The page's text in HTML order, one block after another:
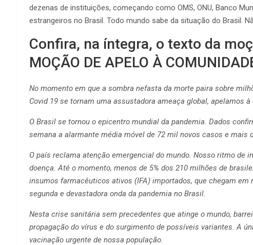
dezenas de instituições, começando como OMS, ONU, Banco
estrangeiros no Brasil. Todo mundo sabe da situação do Brasil.
Confira, na íntegra, o texto da
MOÇÃO DE APELO À
No momento em que a sombra nefasta da morte paira sobre
Covid 19 se tornam uma assustadora ameaça global, apelamos
O Brasil se tornou o epicentro mundial da pandemia. Dados
semana a alarmante média móvel de 72 mil novos casos e mais
O país reclama atenção emergencial do mundo. Nosso ritmo de
doença. Até o momento, menos de 5% dos 210 milhões de
insumos farmacêuticos ativos (IFA) importados, que chegam
segunda e devastadora onda da pandemia no Brasil.
Nesta crise sanitária sem precedentes que atinge o mundo,
propagação do vírus e do surgimento de possíveis variantes. A
vacinação urgente de nossa população.